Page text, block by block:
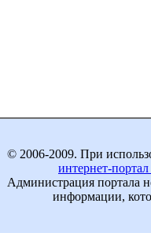
© 2006-2009. При
интернет-
Администрация портала
информации,